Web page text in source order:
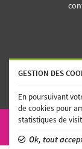
ACTUALITÉS
POLITIQUE DE
GESTION DES
En poursuivant
de cookies pour
statistiques de
Ok, tout